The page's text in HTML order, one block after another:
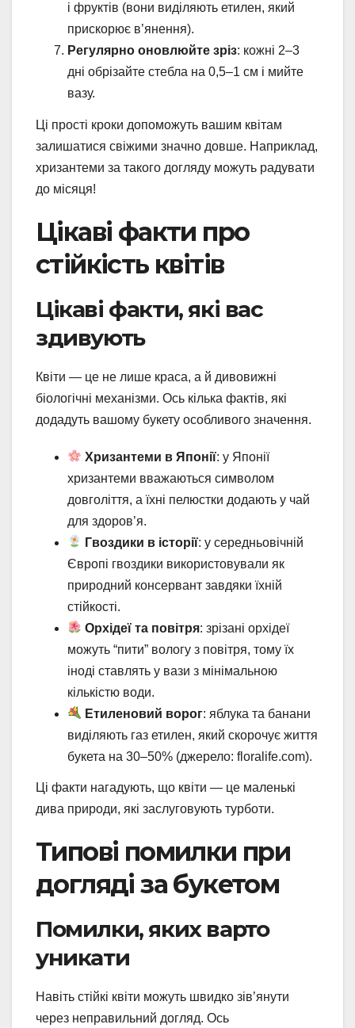
і фруктів (вони виділяють етилен, який
прискорює в’янення).
Регулярно оновлюйте зріз: кожні 2–3
дні обрізайте стебла на 0,5–1 см і мийте
вазу.
Ці прості кроки допоможуть вашим квітам
залишатися свіжими значно довше. Наприклад,
хризантеми за такого догляду можуть радувати
до місяця!
Цікаві факти про
стійкість квітів
Цікаві факти, які вас
здивують
Квіти — це не лише краса, а й дивовижні
біологічні механізми. Ось кілька фактів, які
додадуть вашому букету особливого значення.
Хризантеми в Японії: у Японії
хризантеми вважаються символом
довголіття, а їхні пелюстки додають у чай
для здоров’я.
Гвоздики в історії: у середньовічній
Європі гвоздики використовували як
природний консервант завдяки їхній
стійкості.
Орхідеї та повітря: зрізані орхідеї
можуть “пити” вологу з повітря, тому їх
іноді ставлять у вази з мінімальною
кількістю води.
Етиленовий ворог: яблука та банани
виділяють газ етилен, який скорочує життя
букета на 30–50% (джерело: floralife.com).
Ці факти нагадують, що квіти — це маленькі
дива природи, які заслуговують турботи.
Типові помилки при
догляді за букетом
Помилки, яких варто
уникати
Навіть стійкі квіти можуть швидко зів’янути
через неправильний догляд. Ось